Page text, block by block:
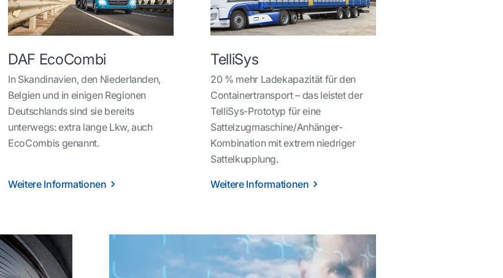
DAF EcoCombi
In Skandinavien, den Niederlanden,
Belgien und in einigen Regionen
Deutschlands sind sie bereits
unterwegs: extra lange Lkw, auch
EcoCombis genannt.
Weitere Informationen
TelliSys
20 % mehr Ladekapazität für den
Containertransport – das leistet der
TelliSys-Prototyp für eine
Sattelzugmaschine/Anhänger-
Kombination mit extrem niedriger
Sattelkupplung.
Weitere Informationen